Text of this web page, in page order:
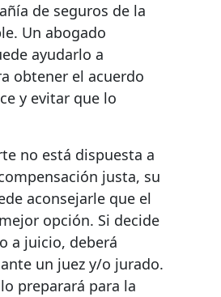
de seguros de la
Un abogado
ayudarlo a
obtener el acuerdo
y evitar que lo
no está dispuesta a
justa, su
aconsejarle que el
opción. Si decide
a juicio, deberá
un juez y/o jurado.
preparará para la